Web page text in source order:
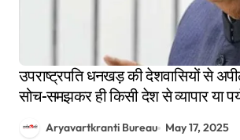
उपराष्ट्रपति धनखड़ की देशवासियों से
सोच-समझकर ही किसी देश से व्यापार या
Aryavartkranti Bureau May 17, 2025